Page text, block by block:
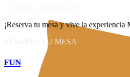
¡Reserva tu mesa y vive la experiencia
RESERVA TU MESA
FUN